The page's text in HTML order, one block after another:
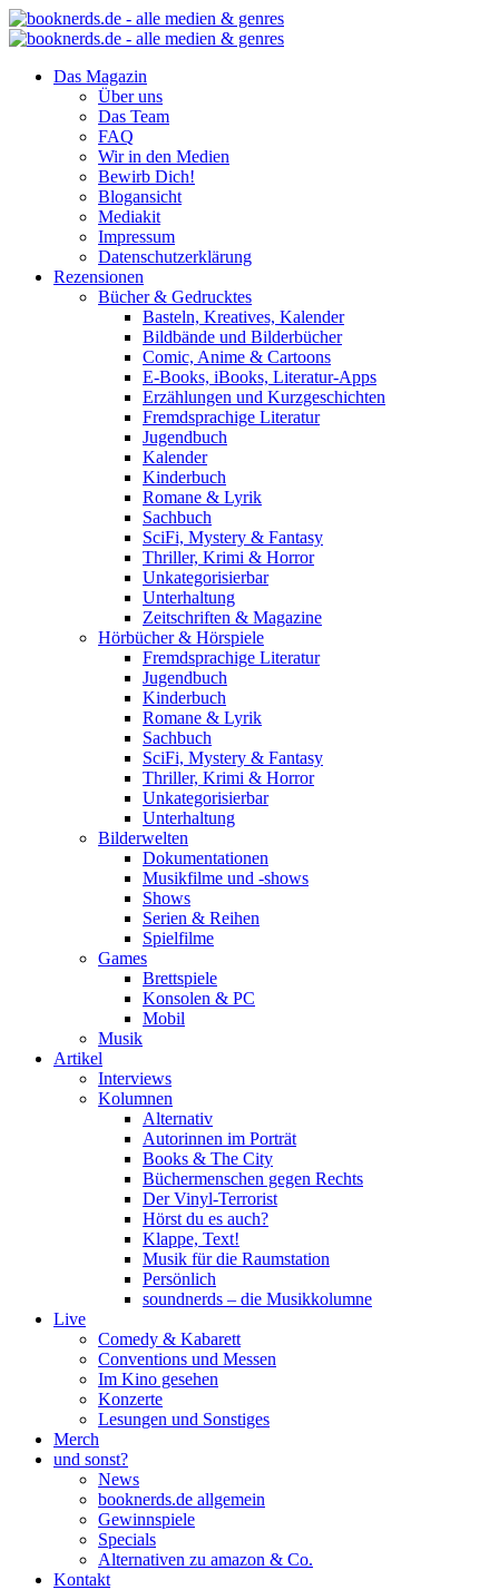
Das Magazin
Über uns
Das Team
FAQ
Wir in den Medien
Bewirb Dich!
Blogansicht
Mediakit
Impressum
Datenschutzerklärung
Rezensionen
Bücher & Gedrucktes
Basteln, Kreatives, Kalender
Bildbände und Bilderbücher
Comic, Anime & Cartoons
E-Books, iBooks, Literatur-Apps
Erzählungen und Kurzgeschichten
Fremdsprachige Literatur
Jugendbuch
Kalender
Kinderbuch
Romane & Lyrik
Sachbuch
SciFi, Mystery & Fantasy
Thriller, Krimi & Horror
Unkategorisierbar
Unterhaltung
Zeitschriften & Magazine
Hörbücher & Hörspiele
Fremdsprachige Literatur
Jugendbuch
Kinderbuch
Romane & Lyrik
Sachbuch
SciFi, Mystery & Fantasy
Thriller, Krimi & Horror
Unkategorisierbar
Unterhaltung
Bilderwelten
Dokumentationen
Musikfilme und -shows
Shows
Serien & Reihen
Spielfilme
Games
Brettspiele
Konsolen & PC
Mobil
Musik
Artikel
Interviews
Kolumnen
Alternativ
Autorinnen im Porträt
Books & The City
Büchermenschen gegen Rechts
Der Vinyl-Terrorist
Hörst du es auch?
Klappe, Text!
Musik für die Raumstation
Persönlich
soundnerds – die Musikkolumne
Live
Comedy & Kabarett
Conventions und Messen
Im Kino gesehen
Konzerte
Lesungen und Sonstiges
Merch
und sonst?
News
booknerds.de allgemein
Gewinnspiele
Specials
Alternativen zu amazon & Co.
Kontakt